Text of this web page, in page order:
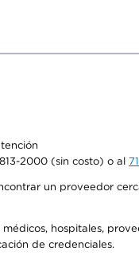
2000 (sin costo) o al
un proveedor
hospitales,
de credenciales.